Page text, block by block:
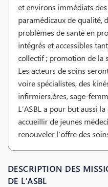
et environs immédiats
paramédicaux de qualité,
problèmes de santé en
intégrés et accessibles
collectif ; promotion de la
Les acteurs de soins
voire spécialistes, des
infirmiers.ères, sage-
L’ASBL a pour but aussi
accueillir de jeunes
renouveler l’offre des
DESCRIPTION DES
DE L'ASBL